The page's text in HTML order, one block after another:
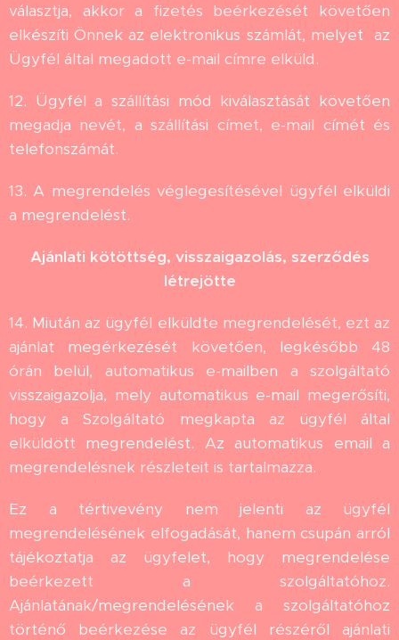
választja, akkor a fizetés beérkezését követően
elkészíti Önnek az elektronikus számlát, melyet az
Ügyfél által megadott e-mail címre elküld.
12. Ügyfél a szállítási mód kiválasztását követően
megadja nevét, a szállítási címet, e-mail címét és
telefonszámát.
13. A megrendelés véglegesítésével ügyfél elküldi
a megrendelést.
Ajánlati kötöttség, visszaigazolás, szerződés
létrejötte
14. Miután az ügyfél elküldte megrendelését, ezt az
ajánlat megérkezését követően, legkésőbb 48
órán belül, automatikus e-mailben a szolgáltató
visszaigazolja, mely automatikus e-mail megerősíti,
hogy a Szolgáltató megkapta az ügyfél által
elküldött megrendelést. Az automatikus email a
megrendelésnek részleteit is tartalmazza.
Ez a tértivevény nem jelenti az ügyfél
megrendelésének elfogadását, hanem csupán arról
tájékoztatja az ügyfelet, hogy megrendelése
beérkezett a szolgáltatóhoz.
Ajánlatának/megrendelésének a szolgáltatóhoz
történő beérkezése az ügyfél részéről ajánlati